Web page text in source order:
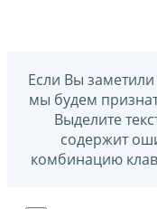
Если Вы заметили
мы будем
Выделите
содержит
комбинацию